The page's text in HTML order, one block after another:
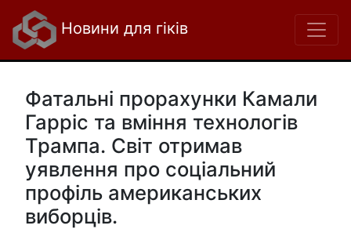
Новини для гіків
Фатальні прорахунки Камали
Гарріс та вміння технологів
Трампа. Світ отримав
уявлення про соціальний
профіль американських
виборців.